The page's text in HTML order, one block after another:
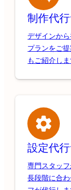
制作代
デザインか
プランをご
もご紹介しま
設定代
専門スタッ
長段階に合